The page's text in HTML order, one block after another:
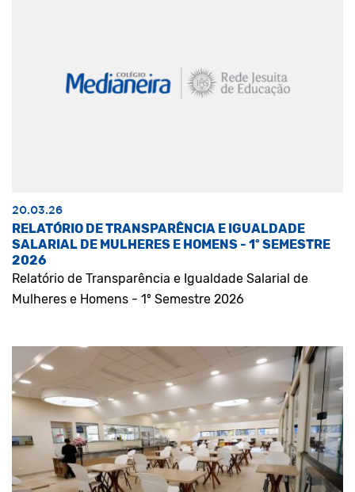
20.03.26
RELATÓRIO DE TRANSPARÊNCIA E IGUALDADE
SALARIAL DE MULHERES E HOMENS - 1º SEMESTRE
2026
Relatório de Transparência e Igualdade Salarial de
Mulheres e Homens - 1º Semestre 2026